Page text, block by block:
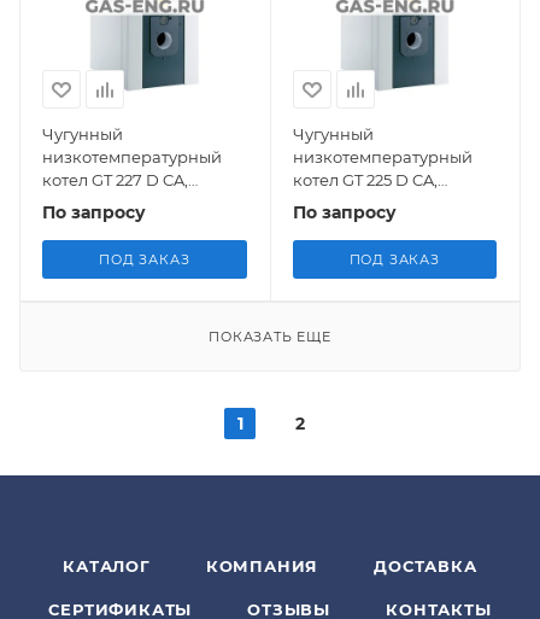
Чугунный
низкотемпературный
котел GT 227 D CA,
работающий на газе/
дизельном топливе, De
Dietrich
По запросу
ПОД ЗАКАЗ
Чугунный
низкотемпературный
котел GT 225 D CA,
работающий на газе/
дизельном топливе, De
Dietrich
По запросу
ПОД ЗАКАЗ
ПОКАЗАТЬ ЕЩЕ
1 2
КАТАЛОГ КОМПАНИЯ ДОСТАВКА
СЕРТИФИКАТЫ ОТЗЫВЫ КОНТАКТЫ